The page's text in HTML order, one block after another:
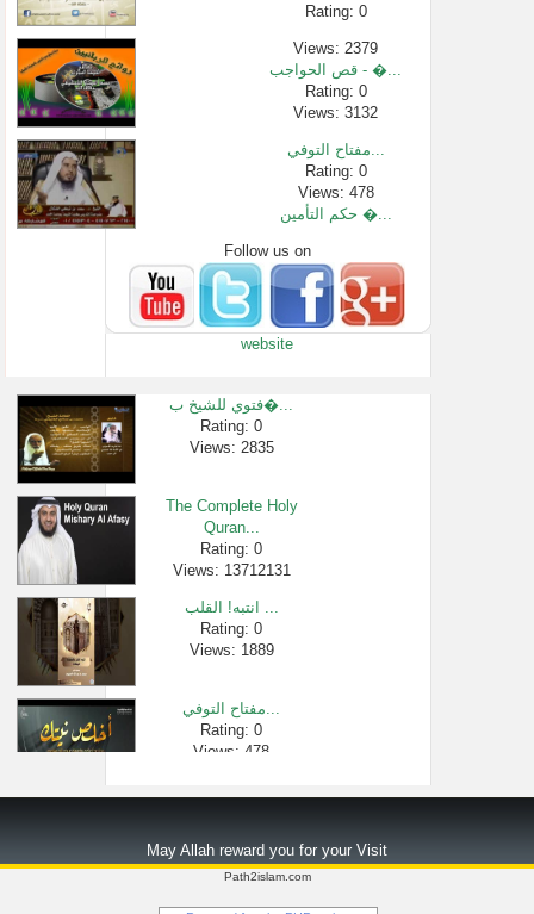
Rating: 0
Views: 2379
قص الحواجب - �...
Rating: 0
Views: 3132
مفتاح التوفي...
Rating: 0
Views: 478
حكم التأمين �...
Rating: 0
Views: 21339
اجمل تلاوة و�...
Rating: 0
Views: 1596131
Follow us on
website
فتوي للشيخ ب�...
Rating: 0
Views: 2835
The Complete Holy
Quran...
Rating: 0
Views: 13712131
انتبه! القلب ...
Rating: 0
Views: 1889
مفتاح التوفي...
Rating: 0
Views: 478
Views: 1420724
May Allah reward you for your Visit
Path2islam.com